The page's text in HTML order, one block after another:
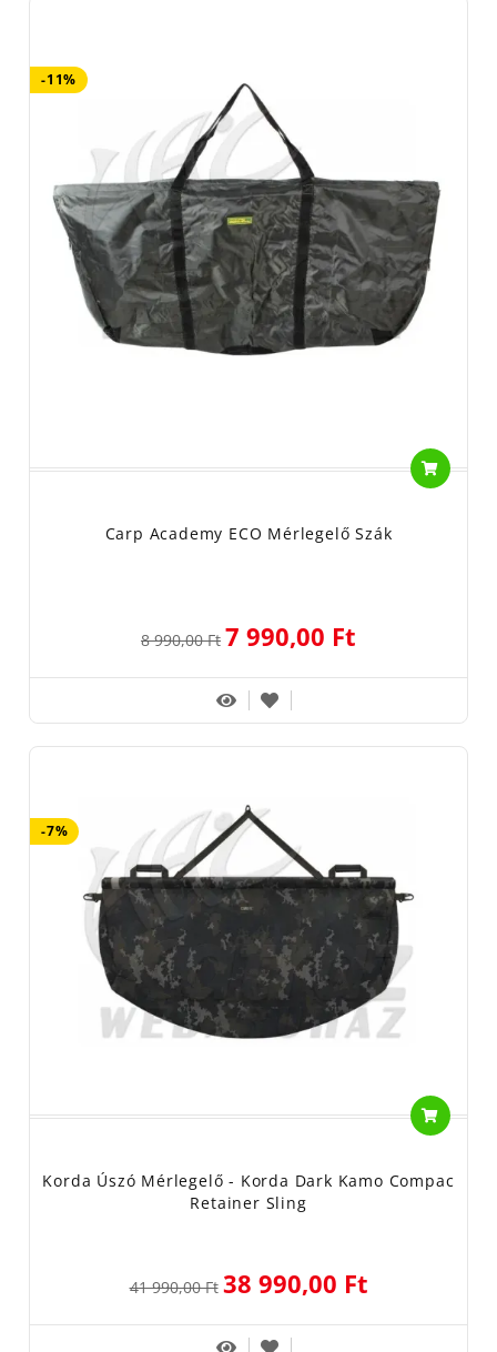
-11%
Carp Academy ECO Mérlegelő Szák
8 990,00 Ft 7 990,00 Ft
-7%
Korda Úszó Mérlegelő - Korda Dark Kamo Compac
Retainer Sling
41 990,00 Ft 38 990,00 Ft